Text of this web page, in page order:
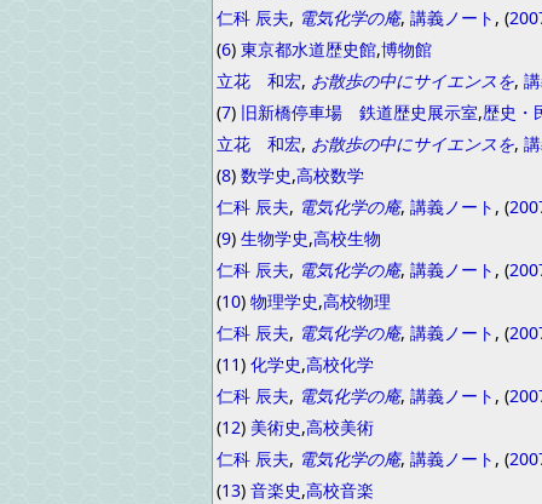
仁科 辰夫, 電気化学の庵, 講義ノート , (
(6) 東京都水道歴史館,博物館
立花 和宏, お散歩の中にサイエンスを,
(7) 旧新橋停車場 鉄道歴史展示室,歴史・
立花 和宏, お散歩の中にサイエンスを,
(8) 数学史,高校数学
仁科 辰夫, 電気化学の庵, 講義ノート , (
(9) 生物学史,高校生物
仁科 辰夫, 電気化学の庵, 講義ノート , (
(10) 物理学史,高校物理
仁科 辰夫, 電気化学の庵, 講義ノート , (
(11) 化学史,高校化学
仁科 辰夫, 電気化学の庵, 講義ノート , (
(12) 美術史,高校美術
仁科 辰夫, 電気化学の庵, 講義ノート , (
(13) 音楽史,高校音楽